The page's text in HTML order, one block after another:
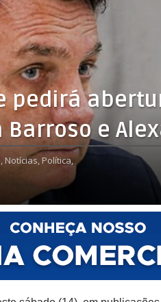
pedirá
e
Notícias, Política,